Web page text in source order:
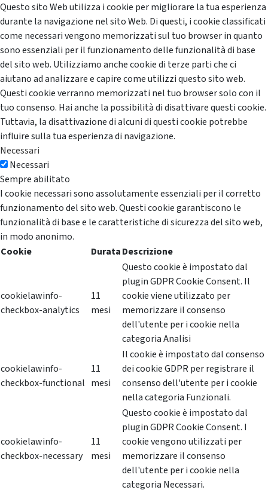
Questo sito Web utilizza i cookie per migliorare la tua esperienza
durante la navigazione nel sito Web. Di questi, i cookie classificati
come necessari vengono memorizzati sul tuo browser in quanto
sono essenziali per il funzionamento delle funzionalità di base
del sito web. Utilizziamo anche cookie di terze parti che ci
aiutano ad analizzare e capire come utilizzi questo sito web.
Questi cookie verranno memorizzati nel tuo browser solo con il
tuo consenso. Hai anche la possibilità di disattivare questi cookie.
Tuttavia, la disattivazione di alcuni di questi cookie potrebbe
influire sulla tua esperienza di navigazione.
Necessari
Necessari
Sempre abilitato
I cookie necessari sono assolutamente essenziali per il corretto
funzionamento del sito web. Questi cookie garantiscono le
funzionalità di base e le caratteristiche di sicurezza del sito web,
in modo anonimo.
Cookie
DurataDescrizione
cookielawinfo-
checkbox-analytics
11
mesi
Questo cookie è impostato dal
plugin GDPR Cookie Consent. Il
cookie viene utilizzato per
memorizzare il consenso
dell'utente per i cookie nella
categoria Analisi
cookielawinfo-
checkbox-functional
11
mesi
Il cookie è impostato dal consenso
dei cookie GDPR per registrare il
consenso dell'utente per i cookie
nella categoria Funzionali.
cookielawinfo-
checkbox-necessary
11
mesi
Questo cookie è impostato dal
plugin GDPR Cookie Consent. I
cookie vengono utilizzati per
memorizzare il consenso
dell'utente per i cookie nella
categoria Necessari.